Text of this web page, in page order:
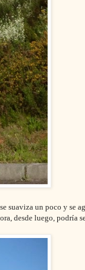
un poco y se
desde luego, podría